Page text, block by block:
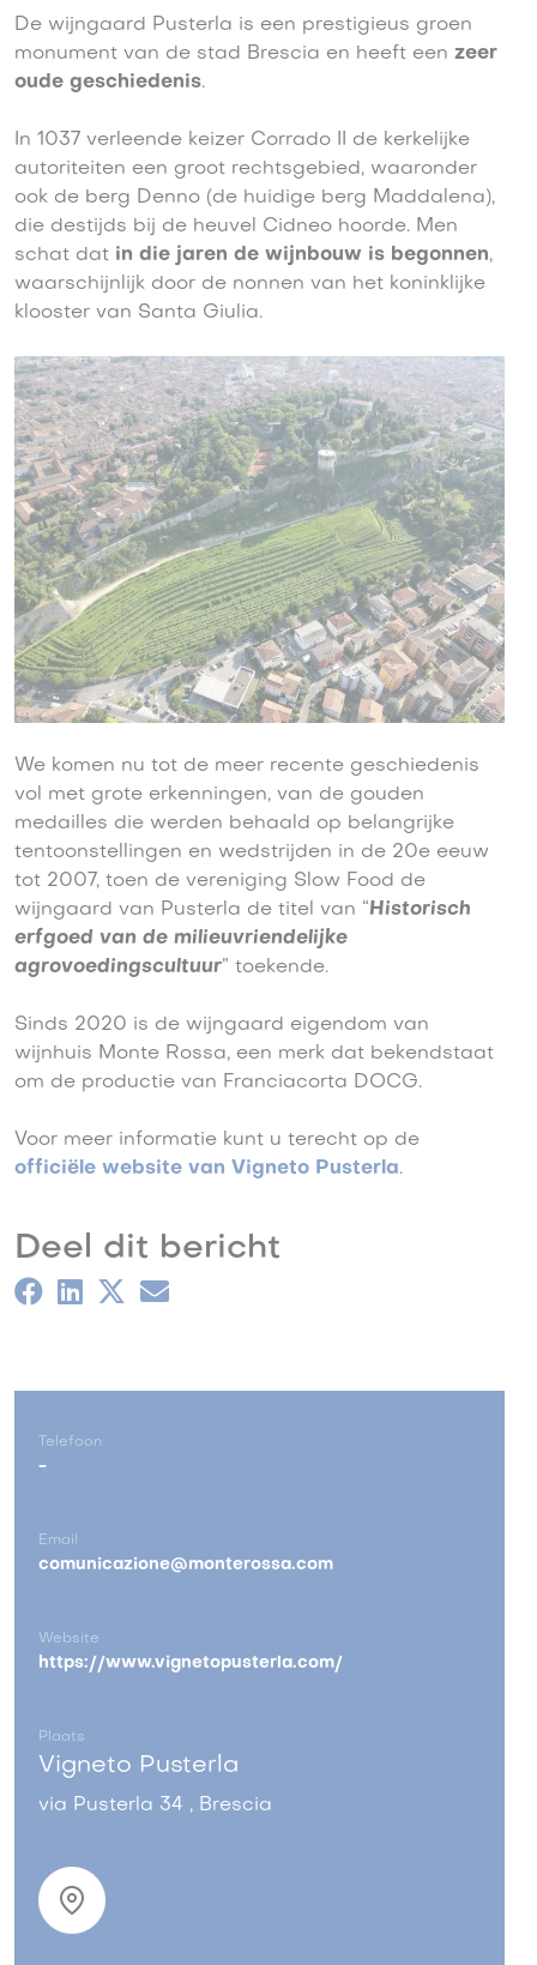
De wijngaard Pusterla is een prestigieus groen
monument van de stad Brescia en heeft een zeer
oude geschiedenis.
In 1037 verleende keizer Corrado II de kerkelijke
autoriteiten een groot rechtsgebied, waaronder
ook de berg Denno (de huidige berg Maddalena),
die destijds bij de heuvel Cidneo hoorde. Men
schat dat in die jaren de wijnbouw is begonnen,
waarschijnlijk door de nonnen van het koninklijke
klooster van Santa Giulia.
We komen nu tot de meer recente geschiedenis
vol met grote erkenningen, van de gouden
medailles die werden behaald op belangrijke
tentoonstellingen en wedstrijden in de 20e eeuw
tot 2007, toen de vereniging Slow Food de
wijngaard van Pusterla de titel van “Historisch
erfgoed van de milieuvriendelijke
agrovoedingscultuur” toekende.
Sinds 2020 is de wijngaard eigendom van
wijnhuis Monte Rossa, een merk dat bekendstaat
om de productie van Franciacorta DOCG.
Voor meer informatie kunt u terecht op de
officiële website van Vigneto Pusterla.
Deel dit bericht
Telefoon
-
Email
comunicazione@monterossa.com
Website
https://www.vignetopusterla.com/
Plaats
Vigneto Pusterla
via Pusterla 34 , Brescia